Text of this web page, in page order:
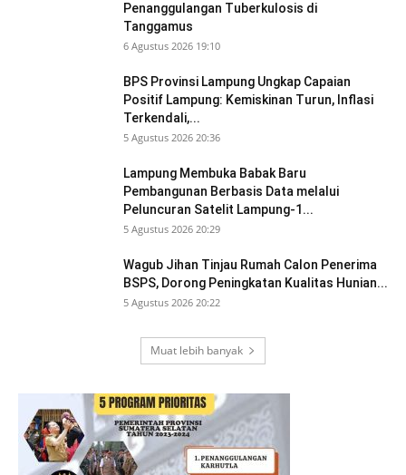
Penanggulangan Tuberkulosis di
Tanggamus
6 Agustus 2026 19:10
BPS Provinsi Lampung Ungkap Capaian
Positif Lampung: Kemiskinan Turun, Inflasi
Terkendali,...
5 Agustus 2026 20:36
Lampung Membuka Babak Baru
Pembangunan Berbasis Data melalui
Peluncuran Satelit Lampung-1...
5 Agustus 2026 20:29
Wagub Jihan Tinjau Rumah Calon Penerima
BSPS, Dorong Peningkatan Kualitas Hunian...
5 Agustus 2026 20:22
Muat lebih banyak